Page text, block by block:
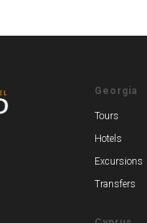
Georgia
Tours
Hotels
Excursions
Transfers